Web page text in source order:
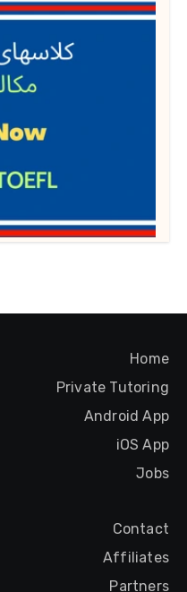
Home
Private Tutoring
Android App
iOS App
Jobs
Contact
Affiliates
Partners